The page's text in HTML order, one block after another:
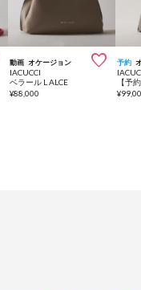
動画 オケージョン 
IACUCCI
ベラール L ALCE
¥88,000
予約
¥